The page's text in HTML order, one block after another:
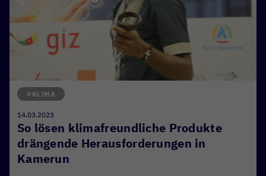
So lösen klimafreundliche Produkte
drängende Herausforderungen in
Kamerun
#KLIMA
14.03.2023